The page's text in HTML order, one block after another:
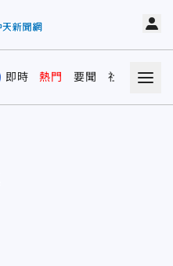
即時 熱門 要聞 社會 娛樂